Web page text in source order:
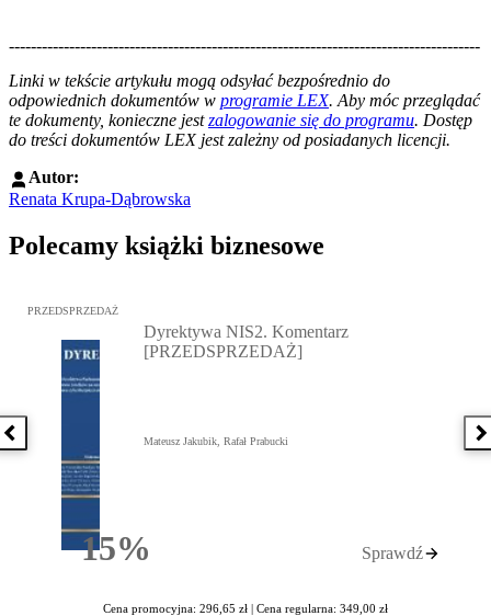
--------------------------------------------------------------------------------------
Linki w tekście artykułu mogą odsyłać bezpośrednio do
odpowiednich dokumentów w programie LEX. Aby móc przeglądać
te dokumenty, konieczne jestzalogowanie się do programu. Dostęp
do treści dokumentów LEX jest zależny od posiadanych licencji.
Autor:
Renata Krupa-Dąbrowska
Polecamy książki biznesowe
Poprzednia książka
Przejdź do: Dyrektywa NIS2. Komentarz [PRZEDSPRZEDAŻ],
PRZEDSPRZEDAŻ
15%Rabatu
Dyrektywa NIS2. Komentarz
[PRZEDSPRZEDAŻ]
Mateusz Jakubik, Rafał Prabucki
Sprawdź
Cena promocyjna: 296,65 zł | Cena regularna: 349,00 zł